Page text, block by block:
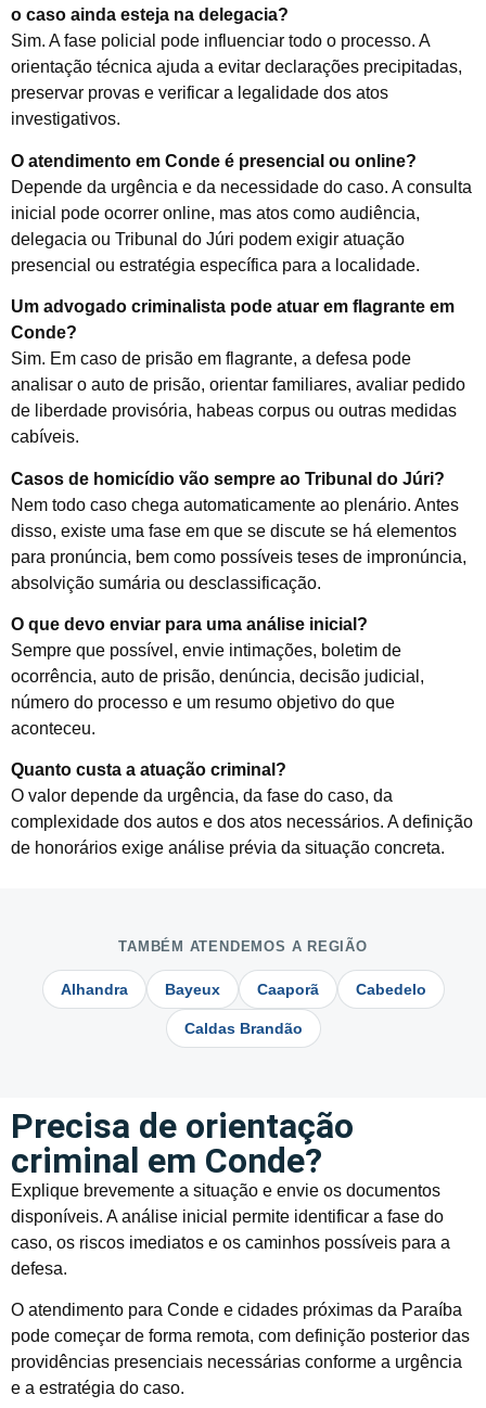
o caso ainda esteja na delegacia?
Sim. A fase policial pode influenciar todo o processo. A
orientação técnica ajuda a evitar declarações precipitadas,
preservar provas e verificar a legalidade dos atos
investigativos.
O atendimento em Conde é presencial ou online?
Depende da urgência e da necessidade do caso. A consulta
inicial pode ocorrer online, mas atos como audiência,
delegacia ou Tribunal do Júri podem exigir atuação
presencial ou estratégia específica para a localidade.
Um advogado criminalista pode atuar em flagrante em
Conde?
Sim. Em caso de prisão em flagrante, a defesa pode
analisar o auto de prisão, orientar familiares, avaliar pedido
de liberdade provisória, habeas corpus ou outras medidas
cabíveis.
Casos de homicídio vão sempre ao Tribunal do Júri?
Nem todo caso chega automaticamente ao plenário. Antes
disso, existe uma fase em que se discute se há elementos
para pronúncia, bem como possíveis teses de impronúncia,
absolvição sumária ou desclassificação.
O que devo enviar para uma análise inicial?
Sempre que possível, envie intimações, boletim de
ocorrência, auto de prisão, denúncia, decisão judicial,
número do processo e um resumo objetivo do que
aconteceu.
Quanto custa a atuação criminal?
O valor depende da urgência, da fase do caso, da
complexidade dos autos e dos atos necessários. A definição
de honorários exige análise prévia da situação concreta.
TAMBÉM ATENDEMOS A REGIÃO
Alhandra Bayeux Caaporã Cabedelo
Caldas Brandão
Precisa de orientação
criminal em Conde?
Explique brevemente a situação e envie os documentos
disponíveis. A análise inicial permite identificar a fase do
caso, os riscos imediatos e os caminhos possíveis para a
defesa.
O atendimento para Conde e cidades próximas da Paraíba
pode começar de forma remota, com definição posterior das
providências presenciais necessárias conforme a urgência
e a estratégia do caso.